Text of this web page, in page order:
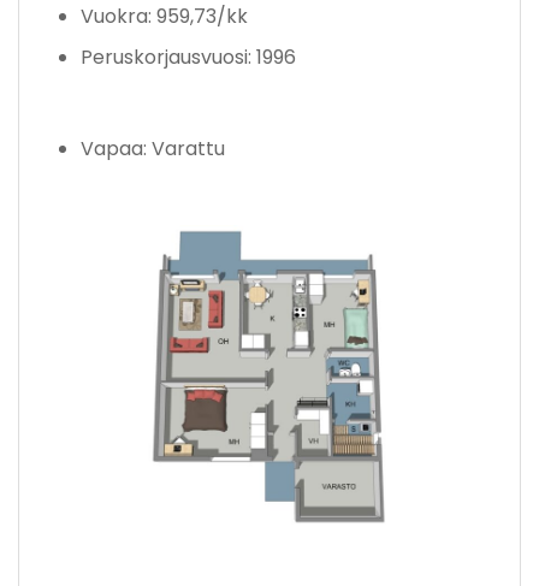
Vuokra: 959,73/kk
Peruskorjausvuosi: 1996
Vapaa: Varattu